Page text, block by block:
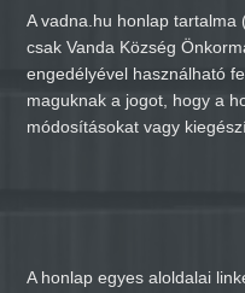
A vadna.hu honlap tartalma
csak Vanda Község
engedélyével használható
maguknak a jogot, hogy a
módosításokat vagy
A honlap egyes aloldalai